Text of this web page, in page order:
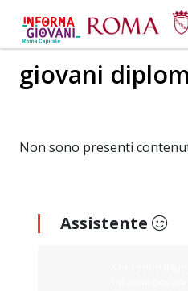
giovani
Non sono presenti
Assistente